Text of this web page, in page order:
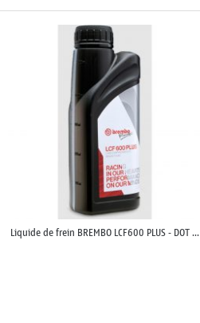
Liquide de frein BREMBO LCF600 PLUS - DOT ...